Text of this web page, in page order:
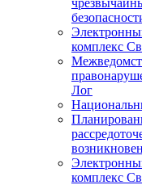
комплекс
Лог
комплекс